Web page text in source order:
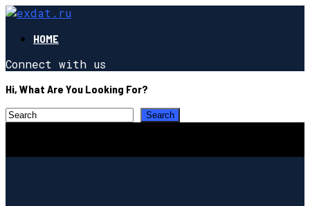
HOME
Connect with us
Hi, What Are You Looking For?